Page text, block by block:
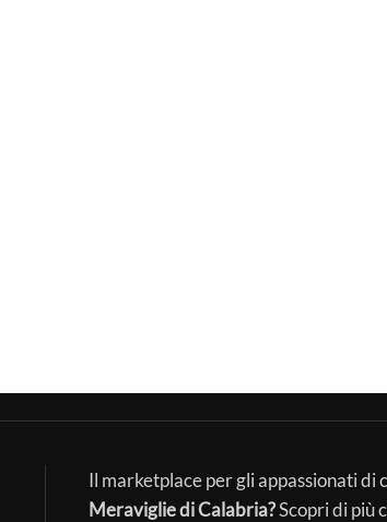
Il marketplace per gli appassionati di
Meraviglie di Calabria?Scopri di più